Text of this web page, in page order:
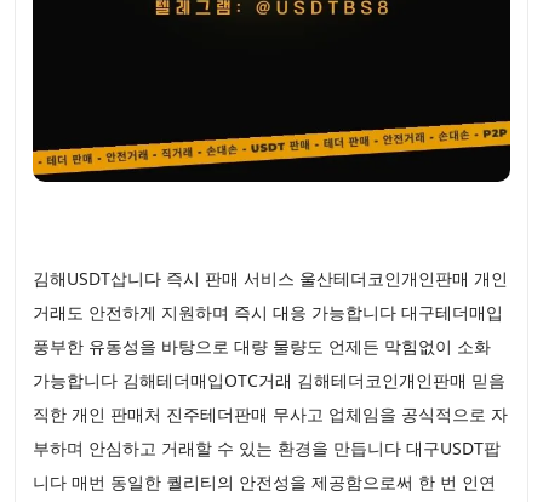
김해USDT삽니다 즉시 판매 서비스 울산테더코인개인판매 개인
거래도 안전하게 지원하며 즉시 대응 가능합니다 대구테더매입
풍부한 유동성을 바탕으로 대량 물량도 언제든 막힘없이 소화
가능합니다 김해테더매입OTC거래 김해테더코인개인판매 믿음
직한 개인 판매처 진주테더판매 무사고 업체임을 공식적으로 자
부하며 안심하고 거래할 수 있는 환경을 만듭니다 대구USDT팝
니다 매번 동일한 퀄리티의 안전성을 제공함으로써 한 번 인연